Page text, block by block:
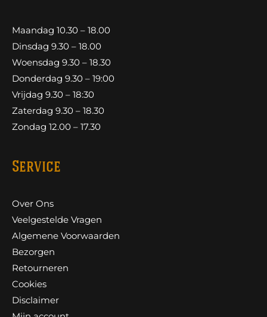
Maandag 10.30 – 18.00
Dinsdag 9.30 – 18.00
Woensdag 9.30 – 18.30
Donderdag 9.30 – 19:00
Vrijdag 9.30 – 18:30
Zaterdag 9.30 – 18.30
Zondag 12.00 – 17.30
Service
Over Ons
Veelgestelde Vragen
Algemene Voorwaarden
Bezorgen
Retourneren
Cookies
Disclaimer